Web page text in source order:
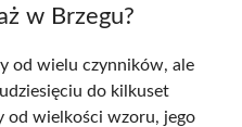
w Brzegu?
od wielu czynników, ale
do kilkuset
od wielkości wzoru, jego